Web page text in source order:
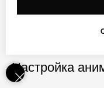
Настройка